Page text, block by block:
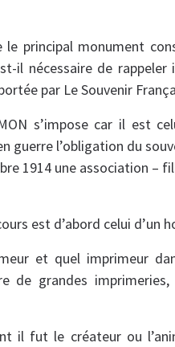
le principal monument
il nécessaire de
par Le Souvenir
s’impose car il est
guerre l’obligation du
1914 une association –
est d’abord celui d’un
et quel imprimeur
de grandes
il fut le créateur ou